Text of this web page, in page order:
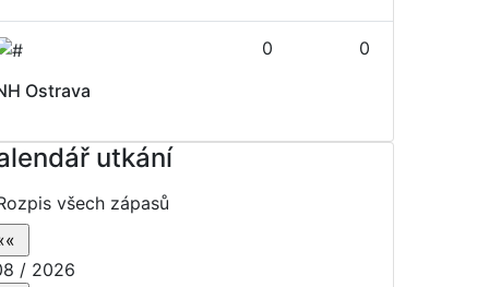
Ostrava
0 0
utkání
všech zápasů
/ 2026